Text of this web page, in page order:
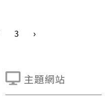
3
›
主題網站